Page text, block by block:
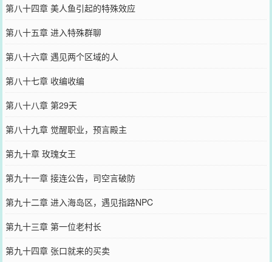
第八十四章 美人鱼引起的特殊效应
第八十五章 进入特殊群聊
第八十六章 遇见两个区域的人
第八十七章 收编收编
第八十八章 第29天
第八十九章 觉醒职业，预言殿主
第九十章 玫瑰女王
第九十一章 接连公告，司空言破防
第九十二章 进入海岛区，遇见指路NPC
第九十三章 第一位老村长
第九十四章 张口就来的买卖